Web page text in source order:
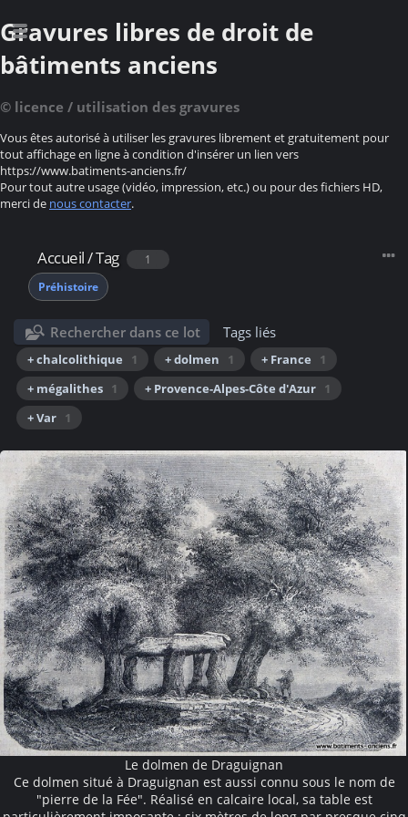
Gravures libres de droit de
bâtiments anciens
© licence / utilisation des gravures
Vous êtes autorisé à utiliser les gravures librement et gratuitement pour
tout affichage en ligne à condition d'insérer un lien vers
https://www.batiments-anciens.fr/
Pour tout autre usage (vidéo, impression, etc.) ou pour des fichiers HD,
merci de nous contacter.
Accueil/Tag
1
Préhistoire
Rechercher dans ce lot Tags liés
+ chalcolithique 1 + dolmen 1 + France
1
+ mégalithes 1 + Provence-Alpes-Côte d'Azur 1
+ Var 1
Le dolmen de Draguignan
Ce dolmen situé à Draguignan est aussi connu sous le nom de
"pierre de la Fée". Réalisé en calcaire local, sa table est